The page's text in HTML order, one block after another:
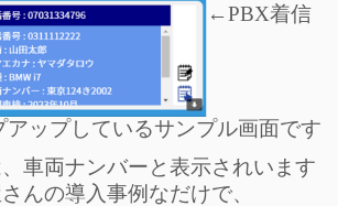
←PBX着信
アップしているサンプル画面です
両ナンバーと表示されいます
んの導入事例なだけで、